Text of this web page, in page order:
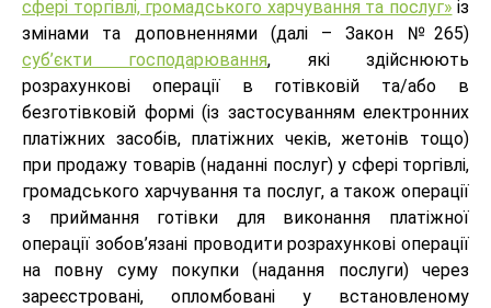
сфері торгівлі, громадського харчування та послуг» із
змінами та доповненнями (далі – Закон №265)
суб’єкти господарювання, які здійснюють
розрахункові операції в готівковій та/або в
безготівковій формі (із застосуванням електронних
платіжних засобів, платіжних чеків, жетонів тощо)
при продажу товарів (наданні послуг) у сфері торгівлі,
громадського харчування та послуг, а також операції
з приймання готівки для виконання платіжної
операції зобов’язані проводити розрахункові операції
на повну суму покупки (надання послуги) через
зареєстровані, опломбовані у встановленому